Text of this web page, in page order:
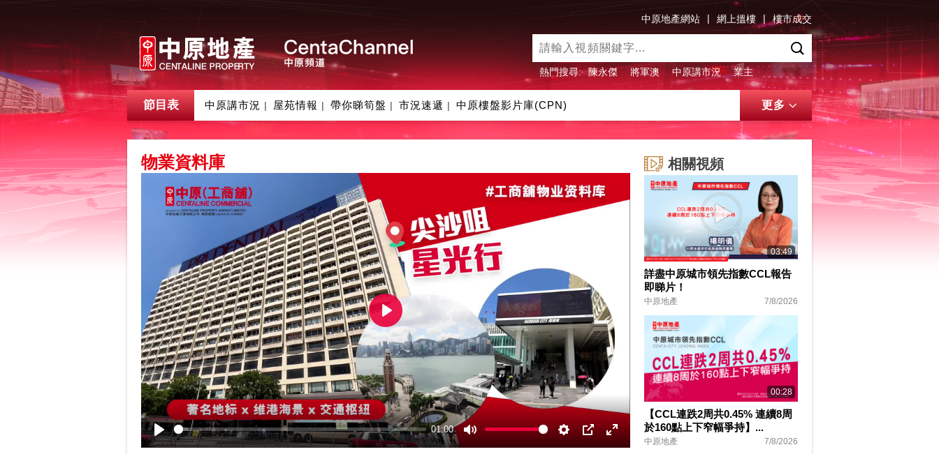
中原地產網站 | 網上搵樓 | 樓市成交
熱門搜尋: 陳永傑 將軍澳 中原講市況 業主
節目表 中原講市況 | 屋苑情報 | 帶你睇筍盤 | 市況速遞 | 中原樓盤影片庫(CPN) 更多
物業資料庫
Play
01:00
Play
相關視頻
03:49
詳盡中原城市領先指數CCL報告
即睇片！
中原地產 7/8/2026
00:28
【CCL連跌2周共0.45% 連續8周
於160點上下窄幅爭持】...
中原地產 7/8/2026